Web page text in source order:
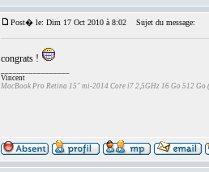
Post� le: Dim 17 Oct 2010 à 8:02 Sujet du message:
congrats !
Vincent
MacBook Pro Retina 15" mi-2014 Core i7 2,5GHz 16 Go 512 Go